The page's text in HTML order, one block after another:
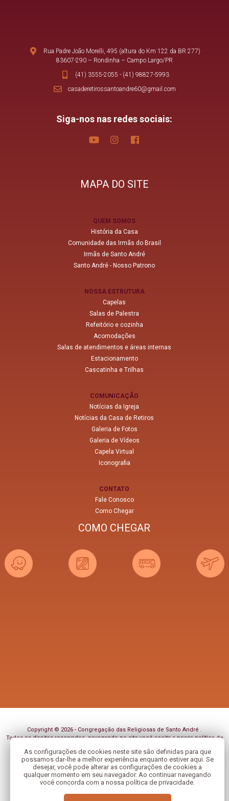
As configurações de cookies neste site são definidas para que
possamos dar-lhe a melhor experiência enquanto estiver aqui. Se
desejar, você pode alterar as configurações de cookies a
qualquer momento em seu navegador. Ao continuar navegando
você concorda com a nossa política de privacidade.
Rua Padre João Morelli, 495 (altura do Km 122 da BR 277)
83607-290 – Rondinha – Campo Largo/PR
(41) 3555-2055 - (41) 98827-5993
casaderetirossantoandre60@gmail.com
Siga-nos nas redes sociais:
MAPA DO SITE
QUEM SOMOS
História da Casa
Comunidade das Irmãs do Brasil
Irmãs de Santo André
Santo André - Nosso Patrono
NOSSA ESTRUTURA
Capelas
Salas de Palestra
Refeitório e cozinha
Acomodações
Salas de atendimentos e áreas internas
Estacionamento
Cascatinha e Trilhas
COMUNICAÇÃO
Notícias da Igreja
Notícias da Casa de Retiros
Galeria de Fotos
Galeria de Vídeos
Capela Virtual
Iconografia
CONTATO
Fale Conosco
Como Chegar
COMO CHEGAR
Copyright © 2026 - Congregação das Religiosas de Santo André .
Todos os direitos reservados, navegando no site você aceita a nossapolítica de
Desenvolvido com por